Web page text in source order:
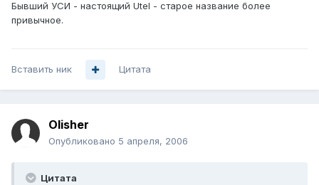
Бывший УСИ - настоящий Utel - старое название более
привычное.
Вставить ник Цитата
Olisher
Опубликовано 5 апреля, 2006
Цитата